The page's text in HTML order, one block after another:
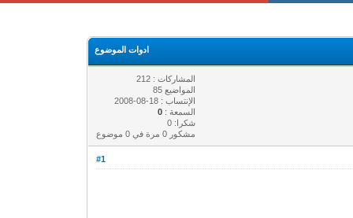
ادوات الموضوع
المشاركات : 212
المواضيع 85
الإنتساب : 18-08-2008
السمعة :0
شكرا: 0
مشكور 0 مرة في 0 موضوع
#1